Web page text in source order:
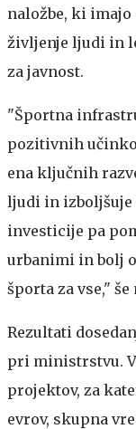
naložbe, ki
življenje ljudi in
za javnost.
"Športna
pozitivnih
ena ključnih
ljudi in izboljšuje
investicije pa
urbanimi in bolj
športa za vse,"
Rezultati
pri ministrstvu.
projektov, za
evrov, skupna